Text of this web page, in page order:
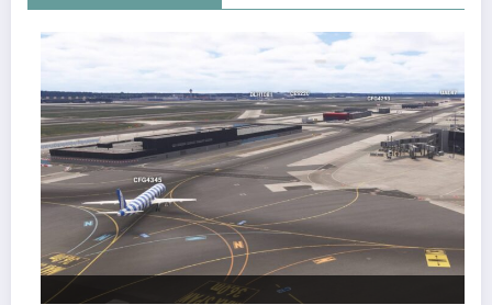
FSLTL Traffic: Tipps und Tricks, damit es klappt!